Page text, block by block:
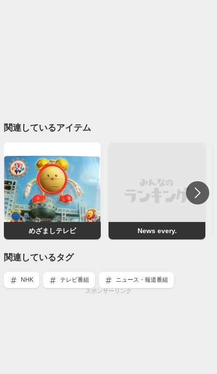
関連しているアイテム
めざましテレビ News every.‎
関連しているタグ
NHK テレビ番組
ニュース・報道番組
スポンサーリンク